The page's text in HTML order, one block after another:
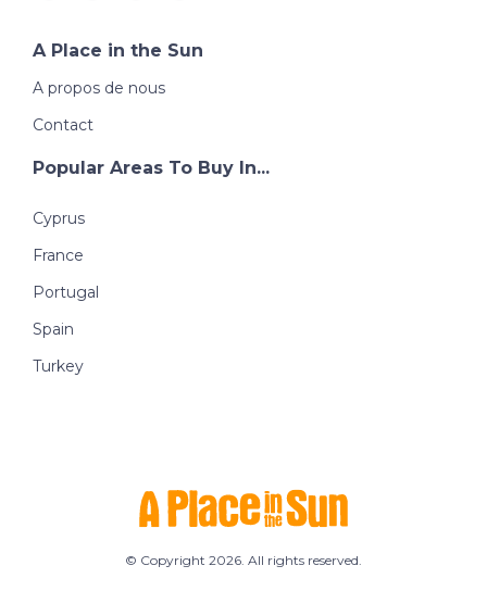
A Place in the Sun
A propos de nous
Contact
Popular Areas To Buy In...
Cyprus
France
Portugal
Spain
Turkey
© Copyright 2026. All rights reserved.